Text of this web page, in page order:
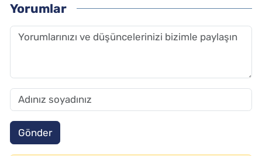
Yorumlar
Gönder